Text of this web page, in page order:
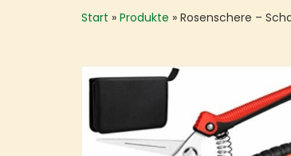
Start » Produkte » Rosenschere –